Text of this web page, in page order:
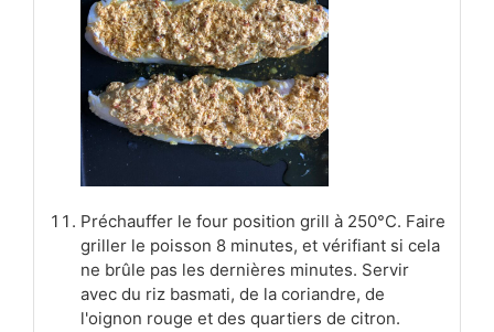
Préchauffer le four position grill à 250°C. Faire
griller le poisson 8 minutes, et vérifiant si cela
ne brûle pas les dernières minutes. Servir
avec du riz basmati, de la coriandre, de
l'oignon rouge et des quartiers de citron.